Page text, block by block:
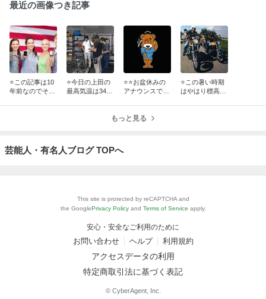
最近の画像つき記事
⭐️この記事は10
年前なのでその
⭐️今日の上田の
最高気温は34
⭐️⭐️お盆休みの
アナウンスで
⭐この暑い時期
はやはり標高の
もっと見る
芸能人・有名人ブログ TOPへ
This site is protected by reCAPTCHA and
the GooglePrivacy Policy and Terms of Service apply.
安心・安全なご利用のために
お問い合わせ ヘルプ 利用規約
アクセスデータの利用
特定商取引法に基づく表記
© CyberAgent, Inc.